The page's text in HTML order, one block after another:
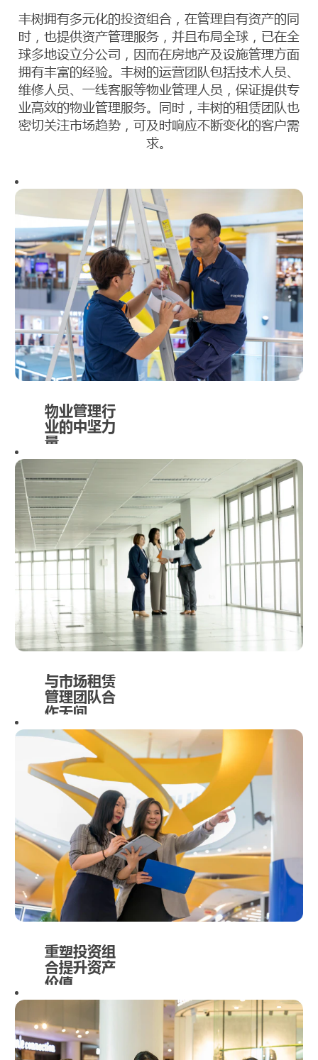
丰树拥有多元化的投资组合，在管理自有资产的同
时，也提供资产管理服务，并且布局全球，已在全
球多地设立分公司，因而在房地产及设施管理方面
拥有丰富的经验。丰树的运营团队包括技术人员、
维修人员、一线客服等物业管理人员，保证提供专
业高效的物业管理服务。同时，丰树的租赁团队也
密切关注市场趋势，可及时响应不断变化的客户需
求。
物业管理行
业的中坚力
量
物业管理业务
是房地产业务
的重要组成部
分，丰树在新
加坡及全球各
地提供优质的
物业维护和管
理服务。
与市场租赁
管理团队合
作无间
伴随丰树的资
产组合不断壮
大，物业管理
的协同效应不
断增强，可满
足客户在亚洲
乃至全球的租
赁需求。
重塑投资组
合提升资产
价值
管理经验，各
团队紧密合